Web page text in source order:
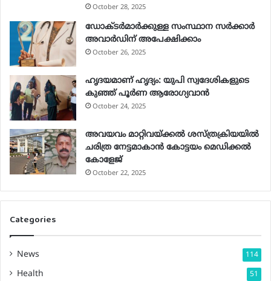
October 28, 2025
ഡോക്ടർമാർക്കുള്ള സംസ്ഥാന സർക്കാർ
അവാർഡിന് അപേക്ഷിക്കാം
October 26, 2025
ഹൃദയമാണ് ഹൃദ്യം: യുപി സ്വദേശികളുടെ
കുഞ്ഞ് പൂര്‍ണ ആരോഗ്യവാന്‍
October 24, 2025
അവയവം മാറ്റിവയ്ക്കല്‍ ശസ്ത്രക്രിയയില്‍
ചരിത്ര നേട്ടമാകാന്‍ കോട്ടയം മെഡിക്കല്‍
കോളേജ്
October 22, 2025
Categories
News 114
Health 51